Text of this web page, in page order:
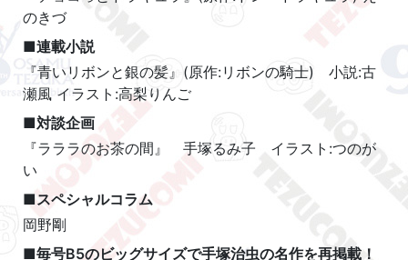
のきづ
■連載小説
『青いリボンと銀の髪』(原作:リボンの騎士) 小説:古
瀬風 イラスト:高梨りんご
■対談企画
『ラララのお茶の間』 手塚るみ子 イラスト:つのが
い
■スペシャルコラム
岡野剛
■毎号B5のビッグサイズで手塚治虫の名作を再掲載！